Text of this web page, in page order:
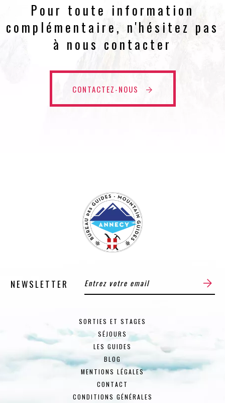
Pour toute information
complémentaire, n'hésitez pas
à nous contacter
CONTACTEZ-NOUS
NEWSLETTER
SORTIES ET STAGES
SÉJOURS
LES GUIDES
BLOG
MENTIONS LÉGALES
CONTACT
CONDITIONS GÉNÉRALES